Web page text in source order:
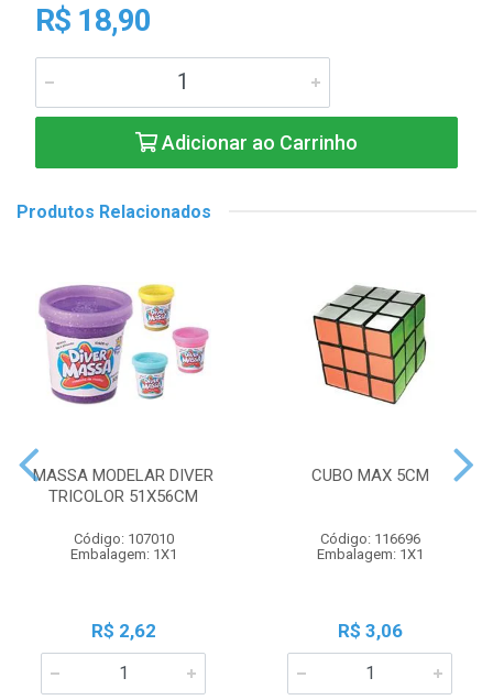
R$ 18,90
Adicionar ao Carrinho
Produtos Relacionados
MASSA MODELAR DIVER
TRICOLOR 51X56CM
Código: 107010
Embalagem: 1X1
R$ 2,62
CUBO MAX 5CM
Código: 116696
Embalagem: 1X1
R$ 3,06